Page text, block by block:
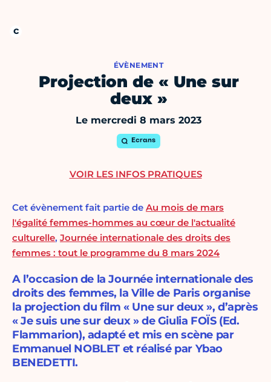
ÉVÈNEMENT
Projection de « Une sur
deux »
Le mercredi 8 mars 2023
Ecrans
Cet évènement fait partie de Au mois de mars
l'égalité femmes-hommes au cœur de l'actualité
culturelle, Journée internationale des droits des
femmes : tout le programme du 8 mars 2024
A l’occasion de la Journée internationale des
droits des femmes, la Ville de Paris organise
la projection du film « Une sur deux », d’après
« Je suis une sur deux » de Giulia FOÏS (Ed.
Flammarion), adapté et mis en scène par
Emmanuel NOBLET et réalisé par Ybao
BENEDETTI.
VOIR LES INFOS PRATIQUES